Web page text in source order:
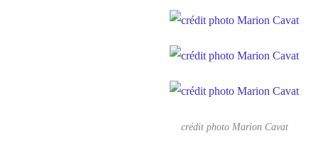
crédit photo Marion Cavat